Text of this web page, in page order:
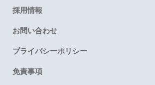
採用情報
お問い合わせ
プライバシーポリシー
免責事項